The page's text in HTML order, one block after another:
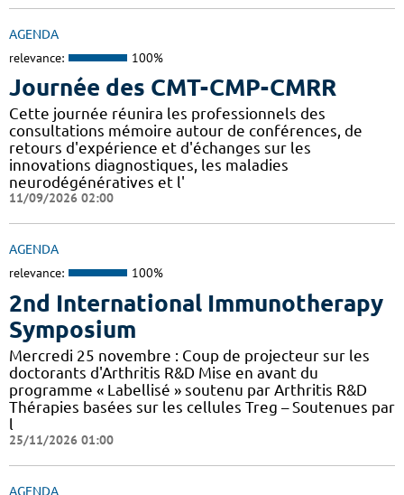
AGENDA
relevance: 100%
Journée des CMT-CMP-CMRR
Cette journée réunira les professionnels des
consultations mémoire autour de conférences, de
retours d'expérience et d'échanges sur les
innovations diagnostiques, les maladies
neurodégénératives et l'
11/09/2026 02:00
AGENDA
relevance: 100%
2nd International Immunotherapy
Symposium
Mercredi 25 novembre : Coup de projecteur sur les
doctorants d'Arthritis R&D Mise en avant du
programme « Labellisé » soutenu par Arthritis R&D
Thérapies basées sur les cellules Treg – Soutenues par
l
25/11/2026 01:00
AGENDA